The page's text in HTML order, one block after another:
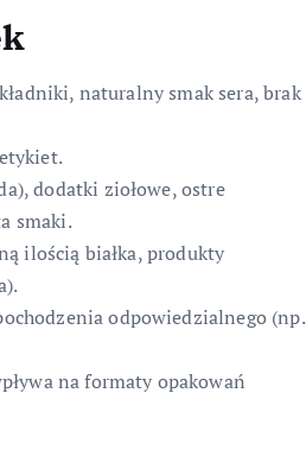
naturalny smak sera, brak
dodatki ziołowe, ostre
smaki.
ilością białka, produkty
odpowiedzialnego (np.
na formaty opakowań